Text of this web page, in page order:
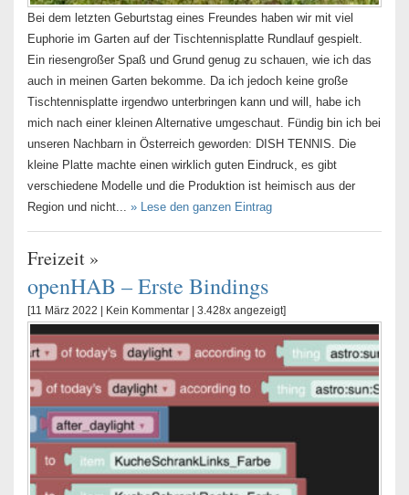
Bei dem letzten Geburtstag eines Freundes haben wir mit viel
Euphorie im Garten auf der Tischtennisplatte Rundlauf gespielt.
Ein riesengroßer Spaß und Grund genug zu schauen, wie ich das
auch in meinen Garten bekomme. Da ich jedoch keine große
Tischtennisplatte irgendwo unterbringen kann und will, habe ich
mich nach einer kleinen Alternative umgeschaut. Fündig bin ich bei
unseren Nachbarn in Österreich geworden: DISH TENNIS. Die
kleine Platte machte einen wirklich guten Eindruck, es gibt
verschiedene Modelle und die Produktion ist heimisch aus der
Region und nicht... » Lese den ganzen Eintrag
Freizeit »
openHAB – Erste Bindings
[11 März 2022 | Kein Kommentar | 3.428x angezeigt]